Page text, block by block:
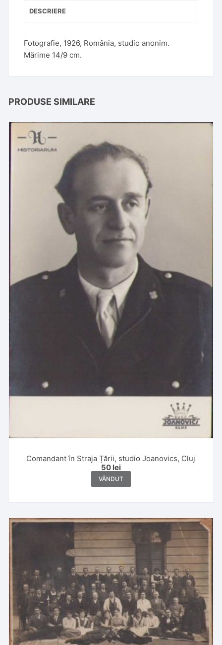
DESCRIERE
Fotografie, 1926, România, studio anonim.
Mărime 14/9 cm.
PRODUSE SIMILARE
Comandant în Straja Țării, studio Joanovics, Cluj
50 lei
VÂNDUT